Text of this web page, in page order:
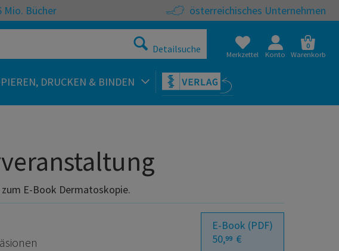
Mio. Bücher österreichisches Unternehmen
Detailsuche Merkzettel Konto
0
Warenkorb
DRUCKEN & BINDEN
E-Book Dermatoskopie.
E-Book (PDF)
50,99 €